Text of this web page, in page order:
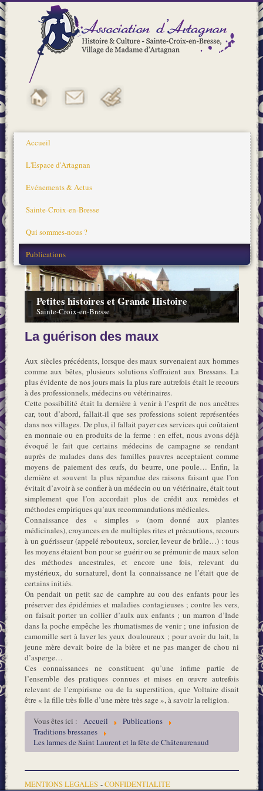
Accueil
L'Espace d'Artagnan
Evénements & Actus
Sainte-Croix-en-Bresse
Qui sommes-nous ?
Publications
Petites histoires et Grande Histoire
Sainte-Croix-en-Bresse
La guérison des maux
Aux siècles précédents, lorsque des maux survenaient aux hommes
comme aux bêtes, plusieurs solutions s’offraient aux Bressans. La
plus évidente de nos jours mais la plus rare autrefois était le recours
à des professionnels, médecins ou vétérinaires.
Cette possibilité était la dernière à venir à l’esprit de nos ancêtres
car, tout d’abord, fallait-il que ses professions soient représentées
dans nos villages. De plus, il fallait payer ces services qui coûtaient
en monnaie ou en produits de la ferme : en effet, nous avons déjà
évoqué le fait que certains médecins de campagne se rendant
auprès de malades dans des familles pauvres acceptaient comme
moyens de paiement des œufs, du beurre, une poule… Enfin, la
dernière et souvent la plus répandue des raisons faisant que l’on
évitait d’avoir à se confier à un médecin ou un vétérinaire, était tout
simplement que l’on accordait plus de crédit aux remèdes et
méthodes empiriques qu’aux recommandations médicales.
Connaissance des « simples » (nom donné aux plantes
médicinales), croyances en de multiples rites et précautions, recours
à un guérisseur (appelé rebouteux, sorcier, leveur de brûle…) : tous
les moyens étaient bon pour se guérir ou se prémunir de maux selon
des méthodes ancestrales, et encore une fois, relevant du
mystérieux, du surnaturel, dont la connaissance ne l’était que de
certains initiés.
On pendait un petit sac de camphre au cou des enfants pour les
préserver des épidémies et maladies contagieuses ; contre les vers,
on faisait porter un collier d’aulx aux enfants ; un marron d’Inde
dans la poche empêche les rhumatismes de venir ; une infusion de
camomille sert à laver les yeux douloureux ; pour avoir du lait, la
jeune mère devait boire de la bière et ne pas manger de chou ni
d’asperge…
Ces connaissances ne constituent qu’une infime partie de
l’ensemble des pratiques connues et mises en œuvre autrefois
relevant de l’empirisme ou de la superstition, que Voltaire disait
être « la fille très folle d’une mère très sage », à savoir la religion.
Vous êtes ici :
Accueil
Publications
Traditions bressanes
Les larmes de Saint Laurent et la fête de Châteaurenaud
MENTIONS LEGALES -CONFIDENTIALITE